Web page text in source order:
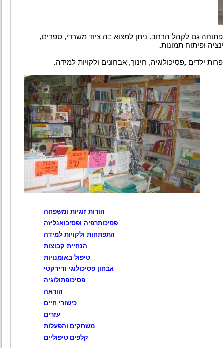
גם לקהל הרחב. ניתן למצוא בה ציוד משרדי, ספרים,
ופיתוח תמונות.
ילדים ,פסיכולוגיה, חינוך, אבחונים ולקויות למידה.
הורות זוגיות ומשפחה
פסיכותרפיה ופסיכואנליזה
התפתחות ולקויות למידה
הנחיית קבוצות
טיפול באומנויות
אבחון פסיכולוגי ודידקטי
פסיכופתולוגיה
הוראה
כישורי חיים
עזרים
משחקים והפעלות
קלפים טיפוליים